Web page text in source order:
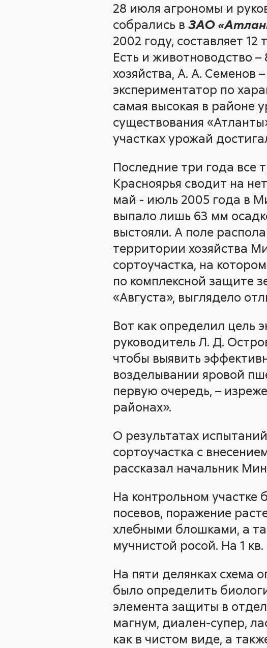
28 июля агрономы и
собрались в ЗАО
2002 году, составляет
Есть и животноводство
хозяйства, А. А. Семенов
экспериментатор по
самая высокая в районе
существования
участках урожай
Последние три года все
Красноярья сводит на
май - июль 2005 года в
выпало лишь 63 мм
выстояли. А поле
территории хозяйства
сортоучастка, на
по комплексной защите
«Августа», выглядело
Вот как определил цель
руководитель Л. Д.
чтобы выявить
возделывании яровой
первую очередь, –
районах».
О результатах
сортоучастка с
рассказал начальник
На контрольном участке
посевов, поражение
хлебными блошками, а
мучнистой росой. На 1
На пяти делянках схема
было определить
элемента защиты в
магнум, диален-супер,
как в чистом виде, а